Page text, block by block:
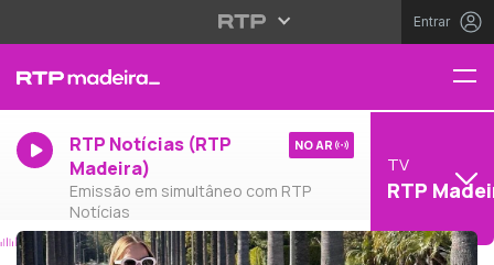
Entrar
RTP Notícias (RTP
Madeira)
Emissão em simultâneo com RTP
Notícias
NO AR
TV
RTP